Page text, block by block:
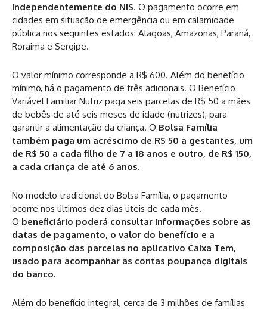
independentemente do NIS. O pagamento ocorre em
cidades em situação de emergência ou em calamidade
pública nos seguintes estados: Alagoas, Amazonas, Paraná,
Roraima e Sergipe.
O valor mínimo corresponde a R$ 600. Além do benefício
mínimo, há o pagamento de três adicionais. O Benefício
Variável Familiar Nutriz paga seis parcelas de R$ 50 a mães
de bebês de até seis meses de idade (nutrizes), para
garantir a alimentação da criança. O Bolsa Família
também paga um acréscimo de R$ 50 a gestantes, um
de R$ 50 a cada filho de 7 a 18 anos e outro, de R$ 150,
a cada criança de até 6 anos.
No modelo tradicional do Bolsa Família, o pagamento
ocorre nos últimos dez dias úteis de cada mês.
O beneficiário poderá consultar informações sobre as
datas de pagamento, o valor do benefício e a
composição das parcelas no aplicativo Caixa Tem,
usado para acompanhar as contas poupança digitais
do banco.
Além do benefício integral, cerca de 3 milhões de famílias